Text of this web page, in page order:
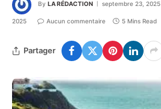
By LA RÉDACTION septembre 23, 2025
2025 Aucun commentaire 5 Mins Read
Partager